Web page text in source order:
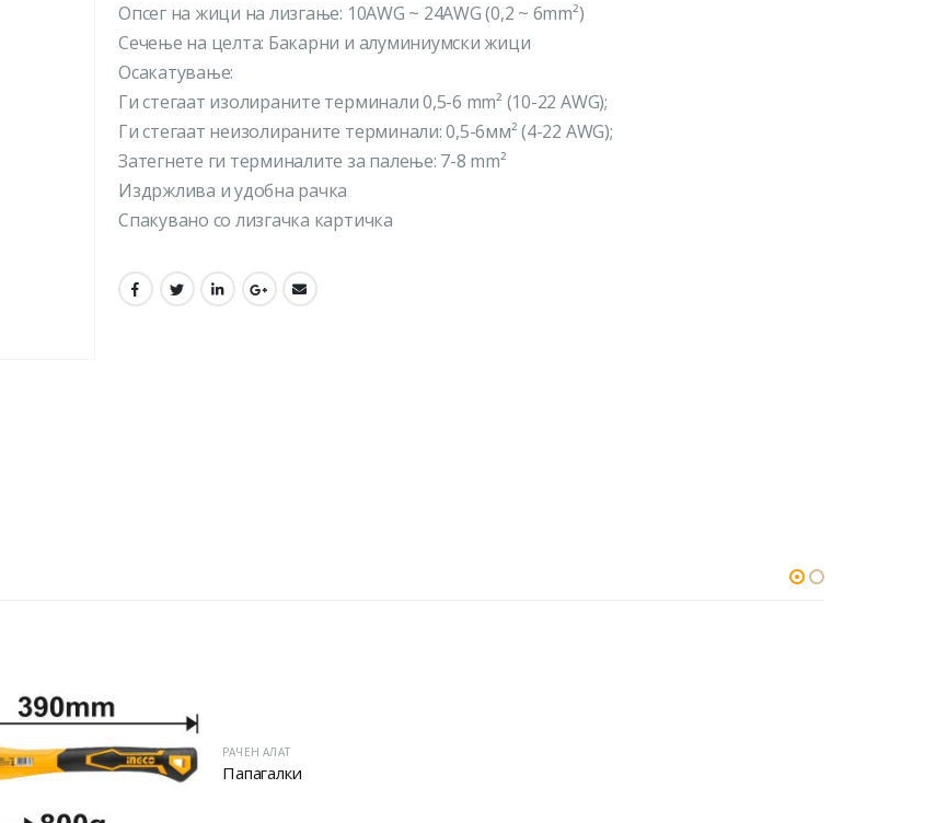
Опсег на жици на лизгање: 10AWG ~ 24AWG (0,2 ~ 6mm²)
Сечење на целта: Бакарни и алуминиумски жици
Осакатување:
Ги стегаат изолираните терминали 0,5-6 mm² (10-22 AWG);
Ги стегаат неизолираните терминали: 0,5-6мм² (4-22 AWG);
Затегнете ги терминалите за палење: 7-8 mm²
Издржлива и удобна рачка
Спакувано со лизгачка картичка
РАЧЕН АЛАТ
Папагалки